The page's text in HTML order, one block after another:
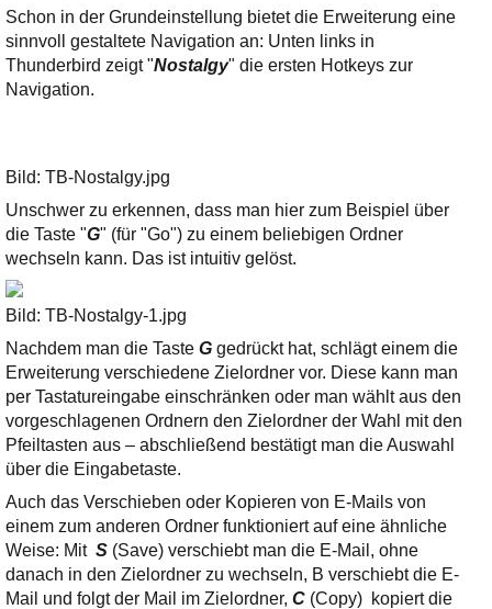
Schon in der Grundeinstellung bietet die Erweiterung eine
sinnvoll gestaltete Navigation an: Unten links in
Thunderbird zeigt "Nostalgy" die ersten Hotkeys zur
Navigation.
Bild: TB-Nostalgy.jpg
Unschwer zu erkennen, dass man hier zum Beispiel über
die Taste "G" (für "Go") zu einem beliebigen Ordner
wechseln kann. Das ist intuitiv gelöst.
Bild: TB-Nostalgy-1.jpg
Nachdem man die Taste Ggedrückt hat, schlägt einem die
Erweiterung verschiedene Zielordner vor. Diese kann man
per Tastatureingabe einschränken oder man wählt aus den
vorgeschlagenen Ordnern den Zielordner der Wahl mit den
Pfeiltasten aus – abschließend bestätigt man die Auswahl
über die Eingabetaste.
Auch das Verschieben oder Kopieren von E-Mails von
einem zum anderen Ordner funktioniert auf eine ähnliche
Weise: Mit S(Save) verschiebt man die E-Mail, ohne
danach in den Zielordner zu wechseln, B verschiebt die E-
Mail und folgt der Mail im Zielordner, C(Copy) kopiert die